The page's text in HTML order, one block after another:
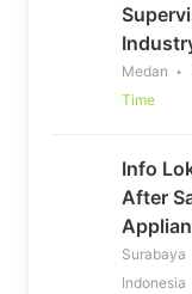
Medan
Time
Info
After
Surabaya
Indonesia